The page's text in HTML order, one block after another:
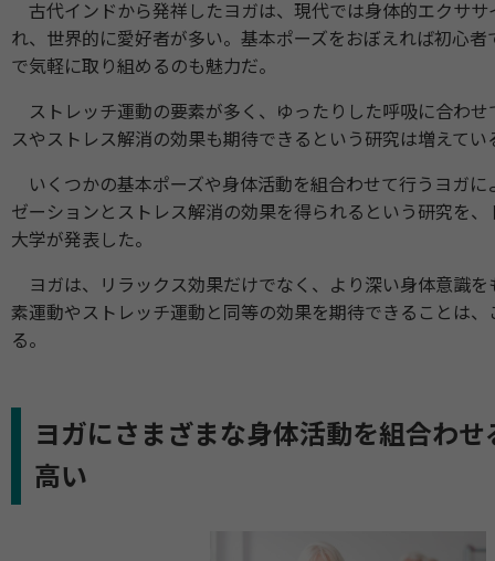
古代インドから発祥したヨガは、現代では身体的エクササ
れ、世界的に愛好者が多い。基本ポーズをおぼえれば初心
で気軽に取り組めるのも魅力だ。
ストレッチ運動の要素が多く、ゆったりした呼吸に合わせ
スやストレス解消の効果も期待できるという研究は増えてい
いくつかの基本ポーズや身体活動を組合わせて行うヨガに
ゼーションとストレス解消の効果を得られるという研究を
大学が発表した。
ヨガは、リラックス効果だけでなく、より深い身体意識を
素運動やストレッチ運動と同等の効果を期待できることは
る。
ヨガにさまざまな身体活動を組合わ
高い